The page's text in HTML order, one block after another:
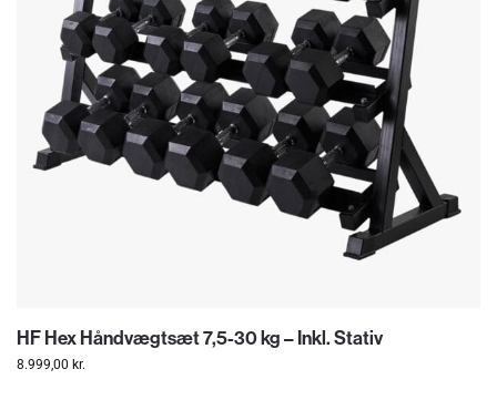
HF Hex Håndvægtsæt 7,5-30 kg – Inkl. Stativ
8.999,00 kr.